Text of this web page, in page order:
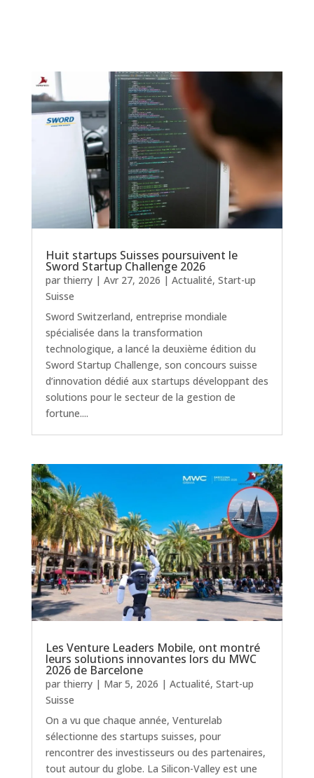
Huit startups Suisses poursuivent le
Sword Startup Challenge 2026
par thierry| Avr 27, 2026 | Actualité, Start-up
Suisse
Sword Switzerland, entreprise mondiale
spécialisée dans la transformation
technologique, a lancé la deuxième édition du
Sword Startup Challenge, son concours suisse
d’innovation dédié aux startups développant des
solutions pour le secteur de la gestion de
fortune....
Les Venture Leaders Mobile, ont montré
leurs solutions innovantes lors du MWC
2026 de Barcelone
par thierry| Mar 5, 2026 | Actualité, Start-up
Suisse
On a vu que chaque année, Venturelab
sélectionne des startups suisses, pour
rencontrer des investisseurs ou des partenaires,
tout autour du globe. La Silicon-Valley est une